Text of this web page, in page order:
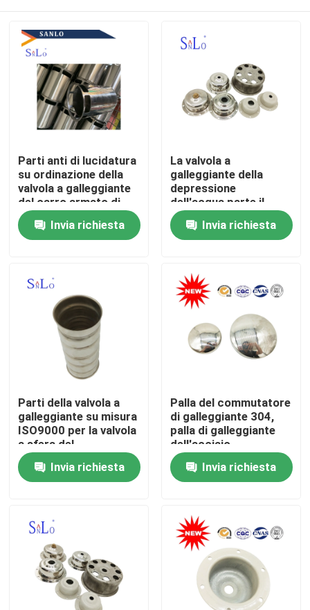
Casa
Contatti
Prodotti
Palla di galleggiante magnetica
Palla di galleggiante d'acciaio
Palla di galleggiante di rame
Palla di galleggiante del metallo
Palla di galleggiante del carro armato
Palla del commutatore di galleggiante
Parti anti di lucidatura
su ordinazione della
valvola a galleggiante
del carro armato di
corrosione ss
Invia richiesta
La valvola a
galleggiante della
depressione
dell'acqua parte il
rendimento elevato del
gruppo della
copertura di
Invia richiesta
Parti della valvola a
galleggiante su misura
ISO9000 per la valvola
a sfera del
galleggiante del livello
liquidoInvia richiesta
Palla del commutatore
di galleggiante 304,
palla di galleggiante
dell'acciaio
inossidabile 316L per
la valvola dell'acqua
Invia richiesta